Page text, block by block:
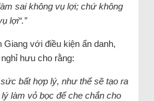
sai không vụ lợi; chứ không
lợi“.”
Giang với điều kiện ẩn danh,
hưu cho rằng:
bất hợp lý, như thế sẽ tạo ra
làm vỏ bọc để che chắn cho